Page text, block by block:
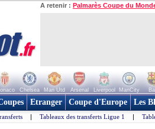
A retenir : Palmarès Coupe du
Chelsea Man Utd Arsenal Liverpool ManCity
Etranger Coupe d'Europe Les
| Tableaux des transferts Ligue 1 |